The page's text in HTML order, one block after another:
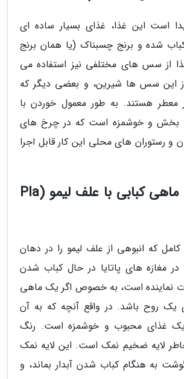
است این غذا، غذای بسیار ساده ای
شده و برنج چسبناک (یا همان برنج
از سس های مختلفی نیز استفاده می
این سس ها شیرین، و بعضی دیگر که
معطر هستند. به طور معمول خوردن با
بخش و خوشمزه است که در چرخ های
و رستوران های محلی این کار قابل اجرا
6- پلا پائو یا ماهی کبابی با علف لیمو (Pla
که انبوهی از علف لیمو را در دهان
در مغازه های پاتایا در حال کباب شدن
نماینده است، به خصوص اگر یک ماهی
یک روح باشد. در واقع آنچه که به آن
یک غذای محبوب و خوشمزه است. رنگ
لایه ضخیم نمک است. این لایه نمک
به هنگام کباب شدن آبدار بماند، و